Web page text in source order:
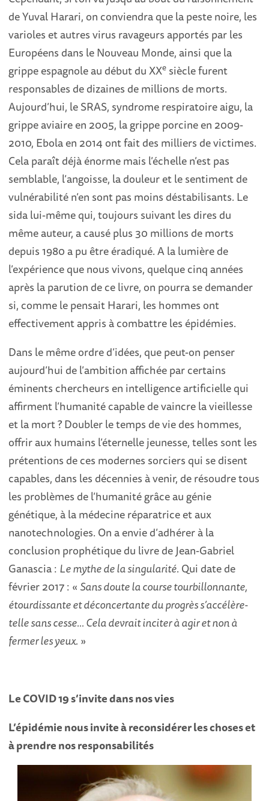
de Yuval Harari, on conviendra que la peste noire, les
varioles et autres virus ravageurs apportés par les
Européens dans le Nouveau Monde, ainsi que la
grippe espagnole au début du XXe siècle furent
responsables de dizaines de millions de morts.
Aujourd’hui, le SRAS, syndrome respiratoire aigu, la
grippe aviaire en 2005, la grippe porcine en 2009-
2010, Ebola en 2014 ont fait des milliers de victimes.
Cela paraît déjà énorme mais l’échelle n’est pas
semblable, l’angoisse, la douleur et le sentiment de
vulnérabilité n’en sont pas moins déstabilisants. Le
sida lui-même qui, toujours suivant les dires du
même auteur, a causé plus 30 millions de morts
depuis 1980 a pu être éradiqué. A la lumière de
l’expérience que nous vivons, quelque cinq années
après la parution de ce livre, on pourra se demander
si, comme le pensait Harari, les hommes ont
effectivement appris à combattre les épidémies.
Dans le même ordre d’idées, que peut-on penser
aujourd’hui de l’ambition affichée par certains
éminents chercheurs en intelligence artificielle qui
affirment l’humanité capable de vaincre la vieillesse
et la mort ? Doubler le temps de vie des hommes,
offrir aux humains l’éternelle jeunesse, telles sont les
prétentions de ces modernes sorciers qui se disent
capables, dans les décennies à venir, de résoudre tous
les problèmes de l’humanité grâce au génie
génétique, à la médecine réparatrice et aux
nanotechnologies. On a envie d’adhérer à la
conclusion prophétique du livre de Jean-Gabriel
Ganascia : Le mythe de la singularité. Qui date de
février 2017 : « Sans doute la course tourbillonnante,
étourdissante et déconcertante du progrès s’accélère-
telle sans cesse… Cela devrait inciter à agir et non à
fermer les yeux. »
Le COVID 19 s’invite dans nos vies
L’épidémie nous invite à reconsidérer les choses et
à prendre nos responsabilités